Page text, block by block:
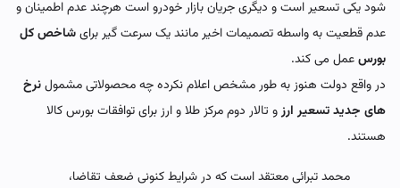
شود یکی تسعیر است و دیگری جریان بازار خودرو است هرچند عدم اطمینان و
عدم قطعیت به واسطه تصمیمات اخیر مانند یک سرعت گیر برایشاخص کل
بورسعمل می کند.
در واقع دولت هنوز به طور مشخص اعلام نکرده چه محصولاتی مشمولنرخ
های جدید تسعیر ارزو تالار دوم مرکز طلا و ارز برای توافقات بورس کالا
هستند.
محمد تبرائی معتقد است که در شرایط کنونی ضعف تقاضا،